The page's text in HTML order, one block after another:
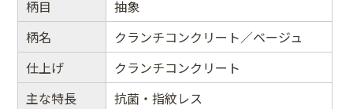
柄目
抽象
柄名
クランチコンクリート／ベージュ
仕上げ
クランチコンクリート
主な特長
抗菌・指紋レス